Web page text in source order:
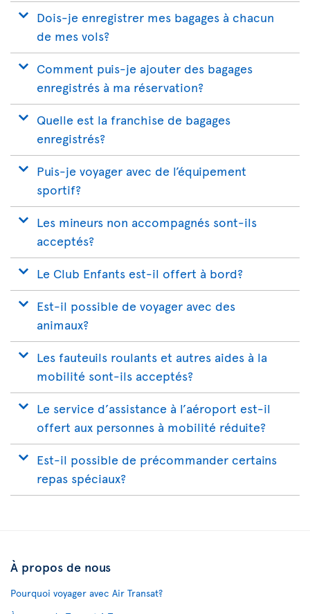
Dois-je enregistrer mes bagages à chacun
de mes vols?
Comment puis-je ajouter des bagages
enregistrés à ma réservation?
Quelle est la franchise de bagages
enregistrés?
Puis-je voyager avec de l’équipement
sportif?
Les mineurs non accompagnés sont-ils
acceptés?
Le Club Enfants est-il offert à bord?
Est-il possible de voyager avec des
animaux?
Les fauteuils roulants et autres aides à la
mobilité sont-ils acceptés?
Le service d’assistance à l’aéroport est-il
offert aux personnes à mobilité réduite?
Est-il possible de précommander certains
repas spéciaux?
À propos de nous
Pourquoi voyager avec Air Transat?